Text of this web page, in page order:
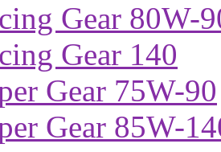
Gear 80W-
Gear 140
Gear 75W-90
Gear 85W-